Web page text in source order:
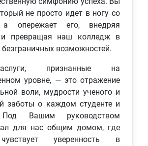
не просто идет в ногу со
а опережает его, внедряя
и превращая наш колледж в
возможностей.
признанные на
уровне, — это отражение
воли, мудрости ученого и
заботы о каждом студенте и
Под Вашим руководством
для нас общим домом, где
уверенность в